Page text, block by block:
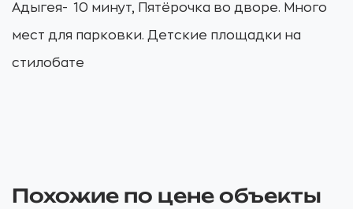
Адыгея- 10 минут, Пятёрочка во дворе. Много
мест для парковки. Детские площадки на
стилобате
Похожие по цене объекты